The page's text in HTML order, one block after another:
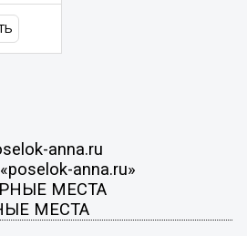
anna.ru
anna.ru»
МЕСТА
МЕСТА